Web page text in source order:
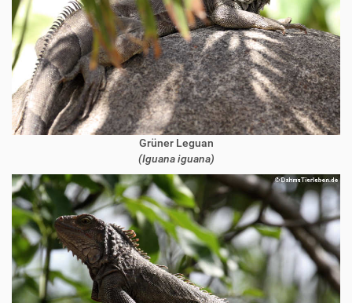
Grüner Leguan
(Iguana iguana)